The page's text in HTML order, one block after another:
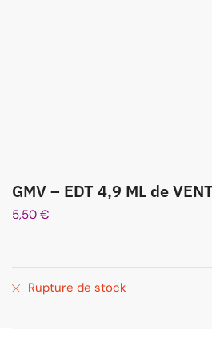
GMV – EDT 4,9 ML de
5,50 €
Rupture de stock